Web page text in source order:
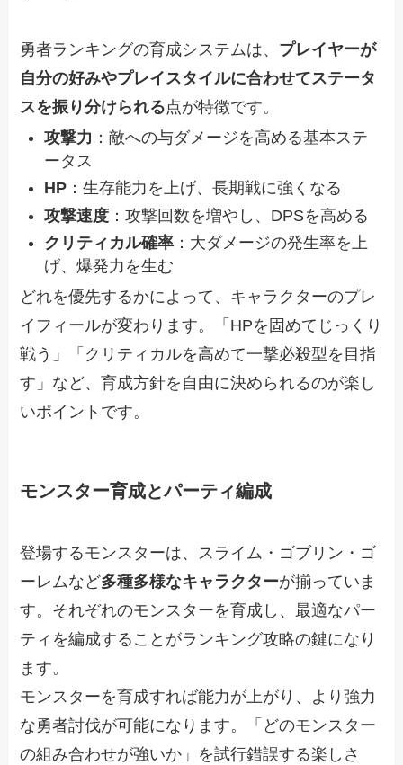
勇者ランキングの育成システムは、 プレイヤーが
自分の好みやプレイスタイルに合わせてステータ
スを振り分けられる点が特徴です。
攻撃力 ：敵への与ダメージを高める基本ステ
ータス
HP ：生存能力を上げ、長期戦に強くなる
攻撃速度 ：攻撃回数を増やし、DPSを高める
クリティカル確率 ：大ダメージの発生率を上
げ、爆発力を生む
どれを優先するかによって、キャラクターのプレ
イフィールが変わります。「HPを固めてじっくり
戦う」「クリティカルを高めて一撃必殺型を目指
す」など、育成方針を自由に決められるのが楽し
いポイントです。
モンスター育成とパーティ編成
登場するモンスターは、スライム・ゴブリン・ゴ
ーレムなど多種多様なキャラクターが揃っていま
す。それぞれのモンスターを育成し、最適なパー
ティを編成することがランキング攻略の鍵になり
ます。
モンスターを育成すれば能力が上がり、より強力
な勇者討伐が可能になります。「どのモンスター
の組み合わせが強いか」を試行錯誤する楽しさ